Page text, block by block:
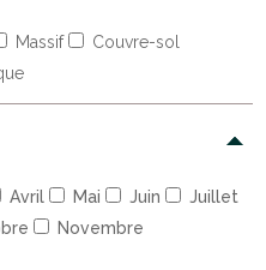
Massif
Couvre-sol
Avril Mai Juin
Juillet
Novembre